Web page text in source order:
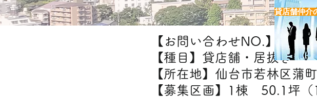
【お問い合わせNO.】
【種目】貸店舗・居抜き
【所在地】仙台市若林区蒲
【募集区画】1棟 50.1坪（
貸店舗仲介